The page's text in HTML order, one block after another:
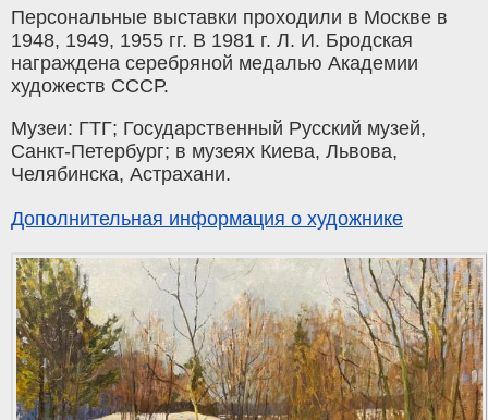
Персональные выставки проходили в Москве в
1948, 1949, 1955 гг. В 1981 г. Л. И. Бродская
награждена серебряной медалью Академии
художеств СССР.
Музеи: ГТГ; Государственный Русский музей,
Санкт-Петербург; в музеях Киева, Львова,
Челябинска, Астрахани.
Дополнительная информация о художнике